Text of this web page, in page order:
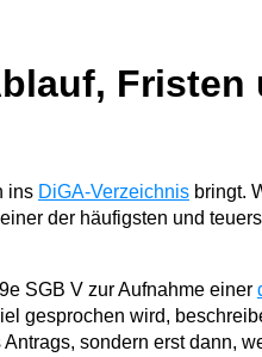
Fristen
ins DiGA-Verzeichnis bringt.
der häufigsten und
SGB V zur Aufnahme einer
gesprochen wird,
sondern erst dann,